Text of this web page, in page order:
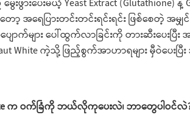
းဖွားပေးမယ့် Yeast Extract (Glutathione)
ော့ အရေပြားတင်းတင်းရင်းရင်း ဖြစ်စေတဲ့ အ
ာက်များ ပေါ်ထွက်လာခြင်းကို တားဆီးပေးပြီး
White ကဲ့သို့ ဖြည့်စွက်အာဟာရများ မှီဝဲပေး
က ဝက်ခြံကို ဘယ်လိုကုပေးလဲ၊ ဘာတွေပါဝင်လဲ